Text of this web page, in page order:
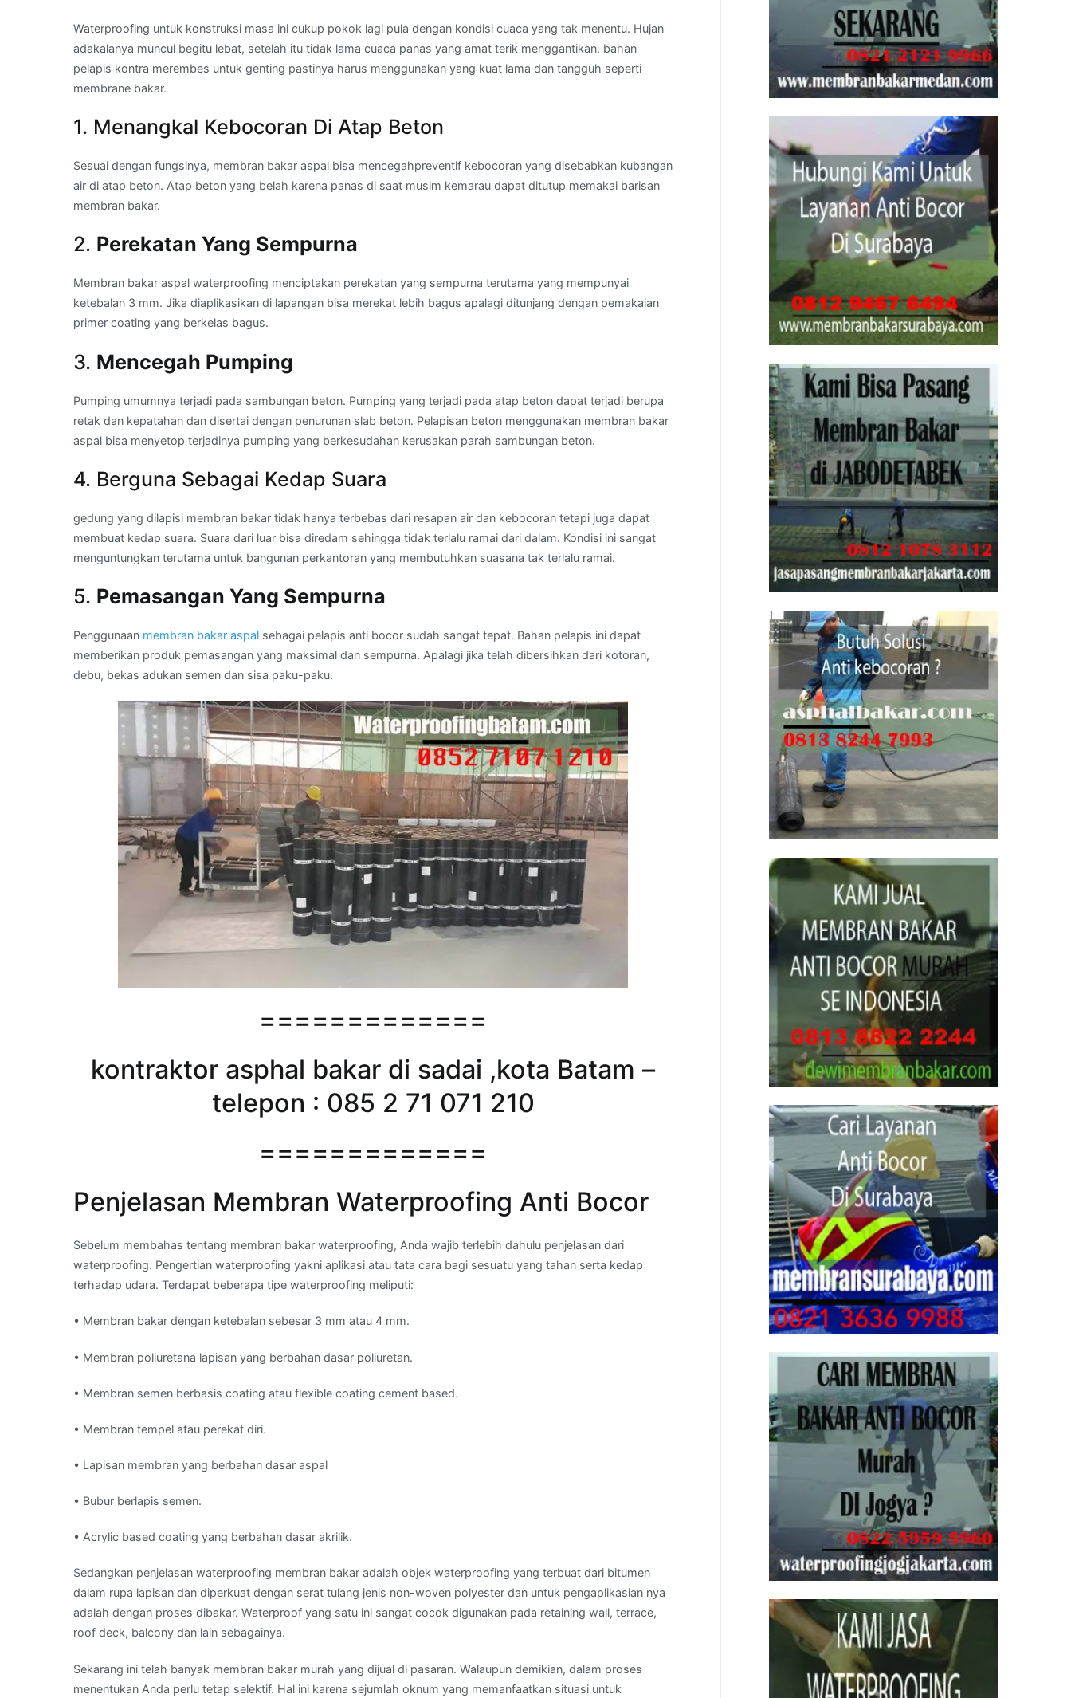
Waterproofing untuk konstruksi masa ini cukup pokok lagi pula dengan kondisi cuaca yang tak menentu. Hujan
adakalanya muncul begitu lebat, setelah itu tidak lama cuaca panas yang amat terik menggantikan. bahan
pelapis kontra merembes untuk genting pastinya harus menggunakan yang kuat lama dan tangguh seperti
membrane bakar.
1. Menangkal Kebocoran Di Atap Beton
Sesuai dengan fungsinya, membran bakar aspal bisa mencegahpreventif kebocoran yang disebabkan kubangan
air di atap beton. Atap beton yang belah karena panas di saat musim kemarau dapat ditutup memakai barisan
membran bakar.
2. Perekatan Yang Sempurna
Membran bakar aspal waterproofing menciptakan perekatan yang sempurna terutama yang mempunyai
ketebalan 3 mm. Jika diaplikasikan di lapangan bisa merekat lebih bagus apalagi ditunjang dengan pemakaian
primer coating yang berkelas bagus.
3. Mencegah Pumping
Pumping umumnya terjadi pada sambungan beton. Pumping yang terjadi pada atap beton dapat terjadi berupa
retak dan kepatahan dan disertai dengan penurunan slab beton. Pelapisan beton menggunakan membran bakar
aspal bisa menyetop terjadinya pumping yang berkesudahan kerusakan parah sambungan beton.
4. Berguna Sebagai Kedap Suara
gedung yang dilapisi membran bakar tidak hanya terbebas dari resapan air dan kebocoran tetapi juga dapat
membuat kedap suara. Suara dari luar bisa diredam sehingga tidak terlalu ramai dari dalam. Kondisi ini sangat
menguntungkan terutama untuk bangunan perkantoran yang membutuhkan suasana tak terlalu ramai.
5. Pemasangan Yang Sempurna
Penggunaan membran bakar aspal sebagai pelapis anti bocor sudah sangat tepat. Bahan pelapis ini dapat
memberikan produk pemasangan yang maksimal dan sempurna. Apalagi jika telah dibersihkan dari kotoran,
debu, bekas adukan semen dan sisa paku-paku.
=============
kontraktor asphal bakar di sadai ,kota Batam –
telepon : 085 2 71 071 210
=============
Penjelasan Membran Waterproofing Anti Bocor
Sebelum membahas tentang membran bakar waterproofing, Anda wajib terlebih dahulu penjelasan dari
waterproofing. Pengertian waterproofing yakni aplikasi atau tata cara bagi sesuatu yang tahan serta kedap
terhadap udara. Terdapat beberapa tipe waterproofing meliputi:
• Membran bakar dengan ketebalan sebesar 3 mm atau 4 mm.
• Membran poliuretana lapisan yang berbahan dasar poliuretan.
• Membran semen berbasis coating atau flexible coating cement based.
• Membran tempel atau perekat diri.
• Lapisan membran yang berbahan dasar aspal
• Bubur berlapis semen.
• Acrylic based coating yang berbahan dasar akrilik.
Sedangkan penjelasan waterproofing membran bakar adalah objek waterproofing yang terbuat dari bitumen
dalam rupa lapisan dan diperkuat dengan serat tulang jenis non-woven polyester dan untuk pengaplikasian nya
adalah dengan proses dibakar. Waterproof yang satu ini sangat cocok digunakan pada retaining wall, terrace,
roof deck, balcony dan lain sebagainya.
Sekarang ini telah banyak membran bakar murah yang dijual di pasaran. Walaupun demikian, dalam proses
menentukan Anda perlu tetap selektif. Hal ini karena sejumlah oknum yang memanfaatkan situasi untuk